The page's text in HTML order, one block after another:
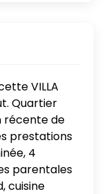
VILLA
Quartier
récente de
prestations
4
parentales
cuisine